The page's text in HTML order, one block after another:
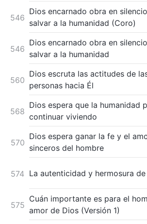
546
Dios encarnado obra en
salvar a la humanidad (Coro)
546
Dios encarnado obra en
salvar a la humanidad
560
Dios escruta las actitudes de
personas hacia Él
568
Dios espera que la humanidad
continuar viviendo
570
Dios espera ganar la fe y el
sinceros del hombre
574 La autenticidad y hermosura
575
Cuán importante es para el
amor de Dios (Versión 1)